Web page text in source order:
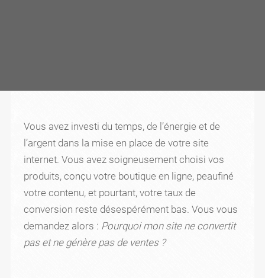
Vous avez investi du temps, de l’énergie et de
l’argent dans la mise en place de votre site
internet. Vous avez soigneusement choisi vos
produits, conçu votre boutique en ligne, peaufiné
votre contenu, et pourtant, votre taux de
conversion reste désespérément bas. Vous vous
demandez alors : Pourquoi mon site ne convertit
pas et ne génère pas de ventes ?